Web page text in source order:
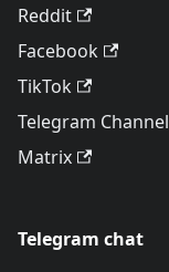
Reddit
Facebook
TikTok
Telegram Channel
Matrix
Telegram chat